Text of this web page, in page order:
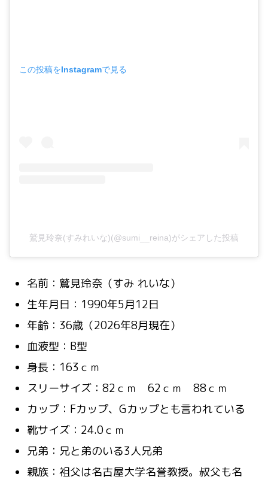
この投稿をInstagramで見る
鷲見玲奈(すみれいな)(@sumi__reina)がシェアした投稿
名前：鷲見玲奈（すみ れいな）
生年月日：1990年5月12日
年齢：36歳（2026年8月現在）
血液型：B型
身長：163ｃｍ
スリーサイズ：82ｃｍ 62ｃｍ 88ｃｍ
カップ：Fカップ、Gカップとも言われている
靴サイズ：24.0ｃｍ
兄弟：兄と弟のいる3人兄弟
親族：祖父は名古屋大学名誉教授。叔父も名